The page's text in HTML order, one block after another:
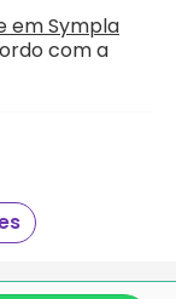
em Sympla
com a
pela equipe